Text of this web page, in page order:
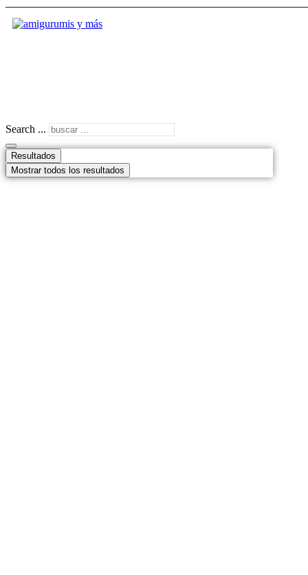
Search ...
Resultados
Mostrar todos los resultados